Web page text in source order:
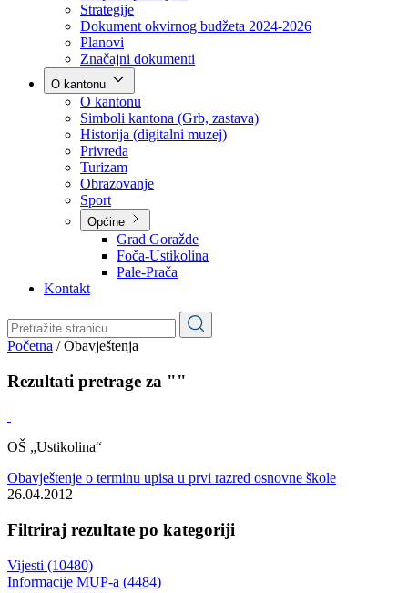
Poslovnik
Program rada Vlade
Ekspoze premijera
Strategije
Dokument okvirnog budžeta 2024-2026
Planovi
Značajni dokumenti
O kantonu
O kantonu
Simboli kantona (Grb, zastava)
Historija (digitalni muzej)
Privreda
Turizam
Obrazovanje
Općine
Pale-Prača
Kontakt
Obavještenja